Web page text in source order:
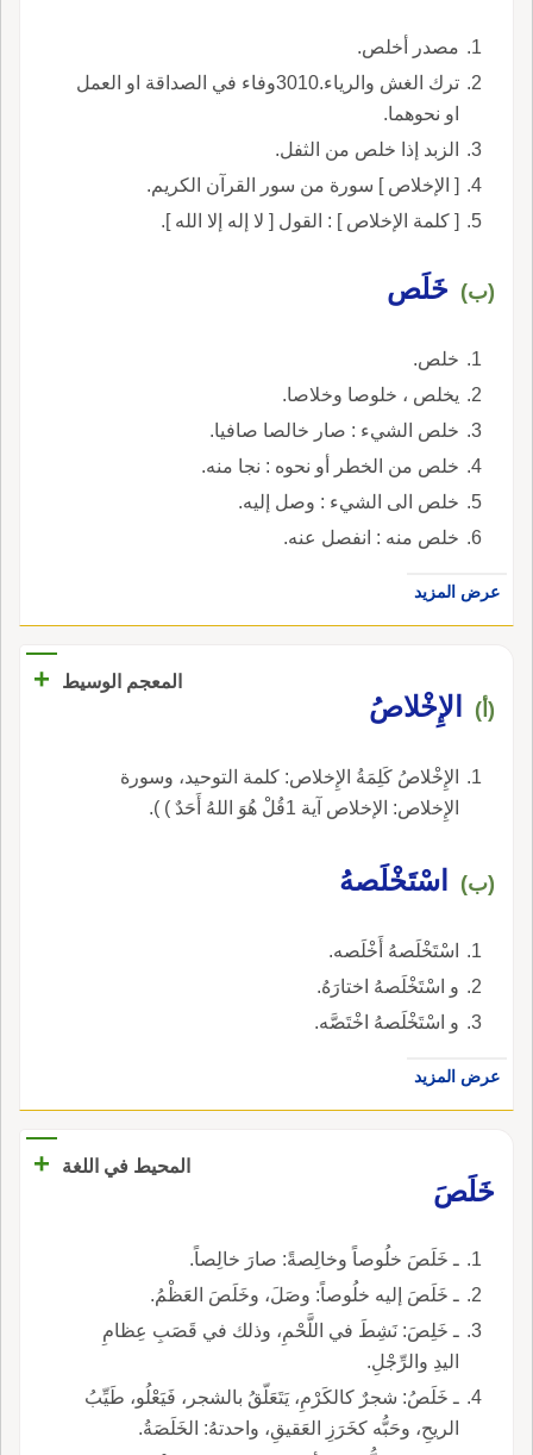
مصدر أخلص.
ترك الغش والرياء.3010وفاء في الصداقة او العمل
او نحوهما.
الزبد إذا خلص من الثفل.
[ الإخلاص ] سورة من سور القرآن الكريم.
[ كلمة الإخلاص ] : القول [ لا إله إلا الله ].
(ب) خَلَص
خلص.
يخلص ، خلوصا وخلاصا.
خلص الشيء : صار خالصا صافيا.
خلص من الخطر أو نحوه : نجا منه.
خلص الى الشيء : وصل إليه.
خلص منه : انفصل عنه.
عرض المزيد
المعجم الوسيط +
(أ) الإِخْلاصُ
الإِخْلاصُ كَلِمَةُ الإِخلاص: كلمة التوحيد، وسورة
الإِخلاص: الإخلاص آية 1قُلْ هُوَ اللهُ أَحَدٌ ) ).
(ب) اسْتَخْلَصهُ
اسْتَخْلَصهُ أَخْلَصه.
و اسْتَخْلَصهُ اختارَهُ.
و اسْتَخْلَصهُ اخْتَصَّه.
عرض المزيد
المحيط في اللغة
+
خَلَصَ
ـ خَلَصَ خلُوصاً وخالِصةً: صارَ خالِصاً.
ـ خَلَصَ إليه خلُوصاً: وصَلَ، وخَلَصَ العَظْمُ.
ـ خَلِصَ: نَشِطَ في اللَّحْمِ، وذلك في قَصَبِ عِظامِ
اليدِ والرِّجْلِ.
ـ خَلَصُ: شجرٌ كالكَرْمِ، يَتَعَلّقُ بالشجر، فَيَعْلُو، طَيِّبُ
الريحِ، وحَبُّه كخَرَزِ العَقيقِ، واحدتهُ: الخَلَصَةُ.